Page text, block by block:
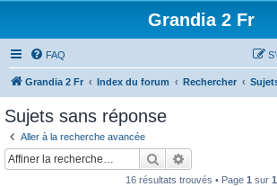
Grandia 2 Fr
FAQ
Grandia 2 Fr Index du forum Rechercher
Sujets sans réponse
Aller à la recherche avancée
Rechercher
16 résultats trouvés • Page 1 sur 1